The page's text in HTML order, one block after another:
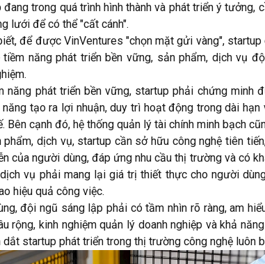
đang trong quá trình hình thành và phát triển ý tưởng,
lưới để có thể "cất cánh".
để được VinVentures "chọn mặt gửi vàng",
tiềm năng phát triển bền vững, sản phẩm, dịch vụ
năng phát triển bền vững, startup phải chứng minh
tạo ra lợi nhuận, duy trì hoạt động trong dài
Bên cạnh đó, hệ thống quản lý tài chính minh bạch
phẩm, dịch vụ, startup cần sở hữu công nghệ tiên
của người dùng, đáp ứng nhu cầu thị trường và có
vụ phải mang lại giá trị thiết thực cho người
hiệu quả công việc.
đội ngũ sáng lập phải có tầm nhìn rõ ràng, am
rộng, kinh nghiệm quản lý doanh nghiệp và khả
dắt startup phát triển trong thị trường công nghệ luôn